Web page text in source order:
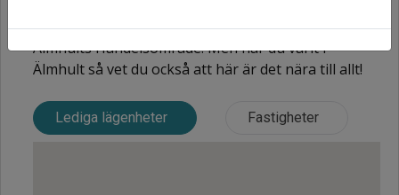
Ljusa fräscha lägenheter ett stenkast från
Älmhults Handelsområde. Men har du varit i
Älmhult så vet du också att här är det nära till allt!
Lediga lägenheter Fastigheter